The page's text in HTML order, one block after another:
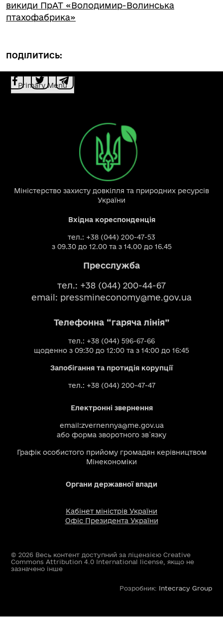
викиди ПрАТ «Володимир-Волинська
птахофабрика»
ПОДІЛИТИСЬ:
Primary Menu
Міністерство захисту довкілля та природних ресурсів
України
Вхідна кореспонденція
тел.: +38 (044) 200-47-53
з 09.30 до 12.00 та з 14.00 до 16.45
Пресслужба
тел.: +38 (044) 200-44-67
email: pressmineconomy@me.gov.ua
Телефонна “гаряча лінія”
тел.: +38 (044) 596-67-66
щоденно з 09:30 до 12:00 та з 14:00 до 16:45
Запобігання та протидія корупції
тел.: +38 (044) 200-47-47
Електронні звернення
email:zvernennya@me.gov.ua
або форма зворотного зв`язку
Графік особистого прийому громадян керівництвом
Мінекономіки
Органи державної влади
Кабінет міністрів України
Офіс Президента України
© 2026 Весь контент доступний за ліцензією Creative
Commons Attribution 4.0 International license, якщо не
зазначено інше
Розробник: Intecracy Group